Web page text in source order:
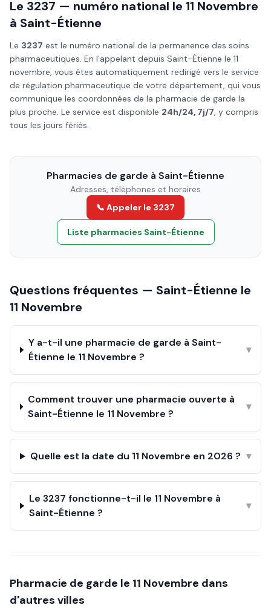
Le 3237 — numéro national le 11 Novembre
à Saint-Étienne
Le 3237 est le numéro national de la permanence des soins
pharmaceutiques. En l'appelant depuis Saint-Étienne le 11
novembre, vous êtes automatiquement redirigé vers le service
de régulation pharmaceutique de votre département, qui vous
communique les coordonnées de la pharmacie de garde la
plus proche. Le service est disponible 24h/24, 7j/7, y compris
tous les jours fériés.
Pharmacies de garde à Saint-Étienne
Adresses, téléphones et horaires
📞 Appeler le 3237
Liste pharmacies Saint-Étienne
Questions fréquentes — Saint-Étienne le
11 Novembre
Y a-t-il une pharmacie de garde à Saint-
Étienne le 11 Novembre ?
▾
Comment trouver une pharmacie ouverte à
Saint-Étienne le 11 Novembre ?
▾
Quelle est la date du 11 Novembre en 2026 ? ▾
Le 3237 fonctionne-t-il le 11 Novembre à
Saint-Étienne ?
▾
Pharmacie de garde le 11 Novembre dans
d'autres villes